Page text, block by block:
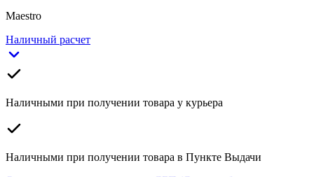
Maestro
Наличный расчет
Наличными при получении товара у курьера
Наличными при получении товара в Пункте Выдачи